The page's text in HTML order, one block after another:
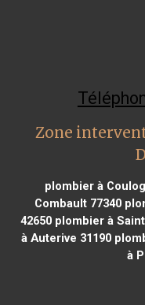
Zone
plombier à
Combault 77340
42650 plombier à
à Auterive 31190
à